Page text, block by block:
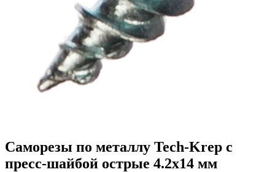
Саморезы по металлу Tech-Krep с
пресс-шайбой острые 4.2х14 мм